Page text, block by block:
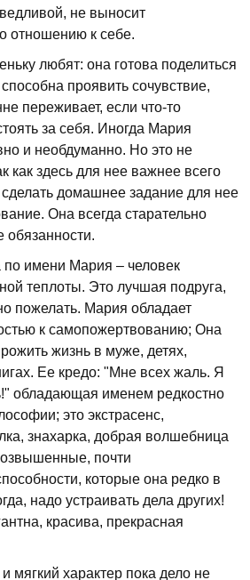
не выносит
отношению к себе.
любят: она готова поделиться
проявить сочувствие,
переживает, если что-то
за себя. Иногда Мария
и необдуманно. Но это не
как здесь для нее важнее всего
сделать домашнее задание для нее
Она всегда старательно
обязанности.
имени Мария – человек
теплоты. Это лучшая подруга,
пожелать. Мария обладает
к самопожертвованию; Она
жизнь в муже, детях,
Ее кредо: "Мне всех жаль. Я
обладающая именем редкостно
это экстрасенс,
знахарка, добрая волшебница
почти
которые она редко в
надо устраивать дела других!
красива, прекрасная
характер пока дело не